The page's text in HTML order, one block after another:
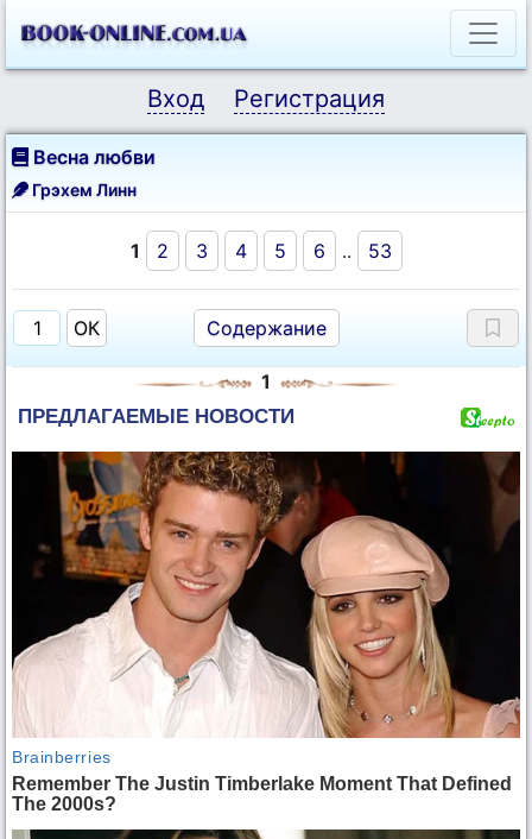
Вход Регистрация
Весна любви
Грэхем Линн
1 2 3 4 5 6 .. 53
Содержание
1